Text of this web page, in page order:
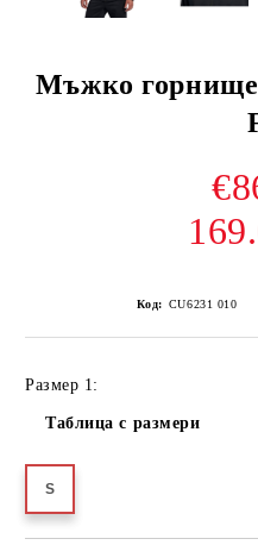
Мъжко
Код: CU6231 010
Размер 1:
Таблица с размери
S